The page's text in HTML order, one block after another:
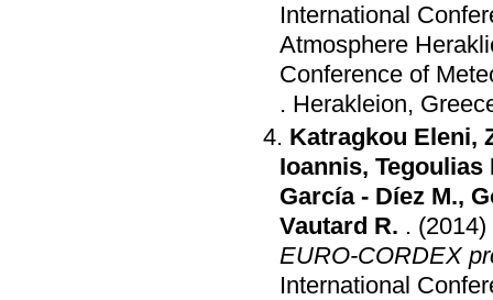
International
Atmosphere
Conference of
. Herakleion,
Katragkou Eleni,
Ioannis, Tegoulias
García - Díez M.,
Vautard R. . (2014)
EURO-CORDEX
International